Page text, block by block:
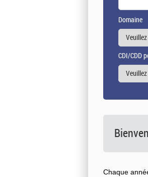
Domaine
CDI/CDD
Chaque